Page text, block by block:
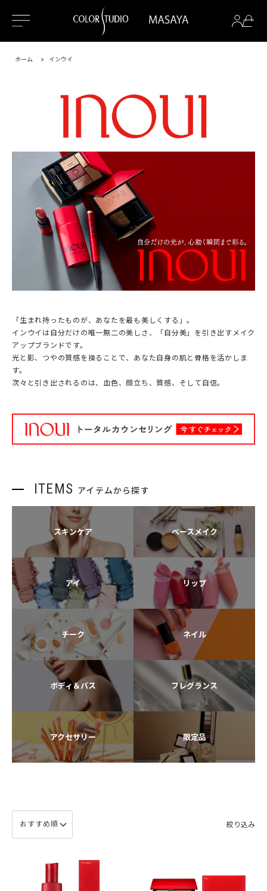
ホーム インウイ
「生まれ持ったものが、あなたを最も美しくする」。
インウイは自分だけの唯一無二の美しさ、「自分美」を引き出すメイク
アップブランドです。
光と影、つやの質感を操ることで、あなた自身の肌と骨格を活かしま
す。
次々と引き出されるのは、血色、顔立ち、質感、そして自信。
ITEMS アイテムから探す
スキンケア ベースメイク
アイ リップ
チーク ネイル
ボディ＆バス フレグランス
アクセサリー 限定品
絞り込み